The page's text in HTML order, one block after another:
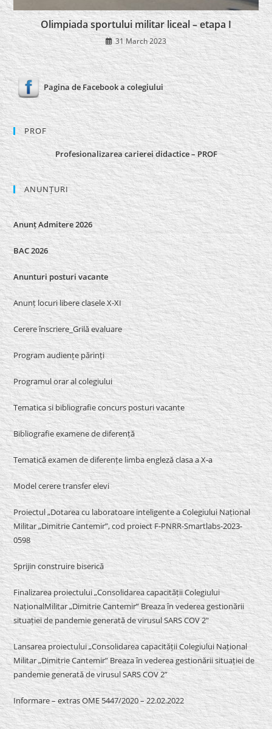
Olimpiada sportului militar liceal – etapa I
31 March 2023
Pagina de Facebook a colegiului
PROF
Profesionalizarea carierei didactice – PROF
ANUNȚURI
Anunț Admitere 2026
BAC 2026
Anunturi posturi vacante
Anunț locuri libere clasele X-XI
Cerere înscriere_Grilă evaluare
Program audiențe părinți
Programul orar al colegiului
Tematica si bibliografie concurs posturi vacante
Bibliografie examene de diferență
Tematică examen de diferențe limba engleză clasa a X-a
Model cerere transfer elevi
Proiectul „Dotarea cu laboratoare inteligente a Colegiului Național
Militar „Dimitrie Cantemir”, cod proiect F-PNRR-Smartlabs-2023-
0598
Sprijin construire biserică
Finalizarea proiectului „Consolidarea capacității Colegiului
NaționalMilitar „Dimitrie Cantemir” Breaza în vederea gestionării
situației de pandemie generată de virusul SARS COV 2″
Lansarea proiectului „Consolidarea capacității Colegiului Național
Militar „Dimitrie Cantemir” Breaza în vederea gestionării situației de
pandemie generată de virusul SARS COV 2”
Informare – extras OME 5447/2020 – 22.02.2022